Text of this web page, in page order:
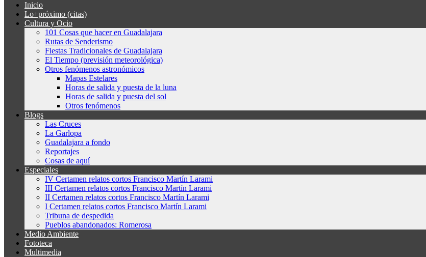
Inicio
Lo+próximo (citas)
Cultura y Ocio
101 Cosas que hacer en Guadalajara
Rutas de Senderismo
Fiestas Tradicionales de Guadalajara
El Tiempo (previsión meteorológica)
Otros fenómenos astronómicos
Mapas Estelares
Horas de salida y puesta de la luna
Horas de salida y puesta del sol
Otros fenómenos
Blogs
Las Cruces
La Garlopa
Guadalajara a fondo
Reportajes
Cosas de aquí
Especiales
IV Certamen relatos cortos Francisco Martín Larami
III Certamen relatos cortos Francisco Martín Larami
II Certamen relatos cortos Francisco Martín Larami
I Certamen relatos cortos Francisco Martín Larami
Tribuna de despedida
Pueblos abandonados: Romerosa
Medio Ambiente
Fototeca
Multimedia